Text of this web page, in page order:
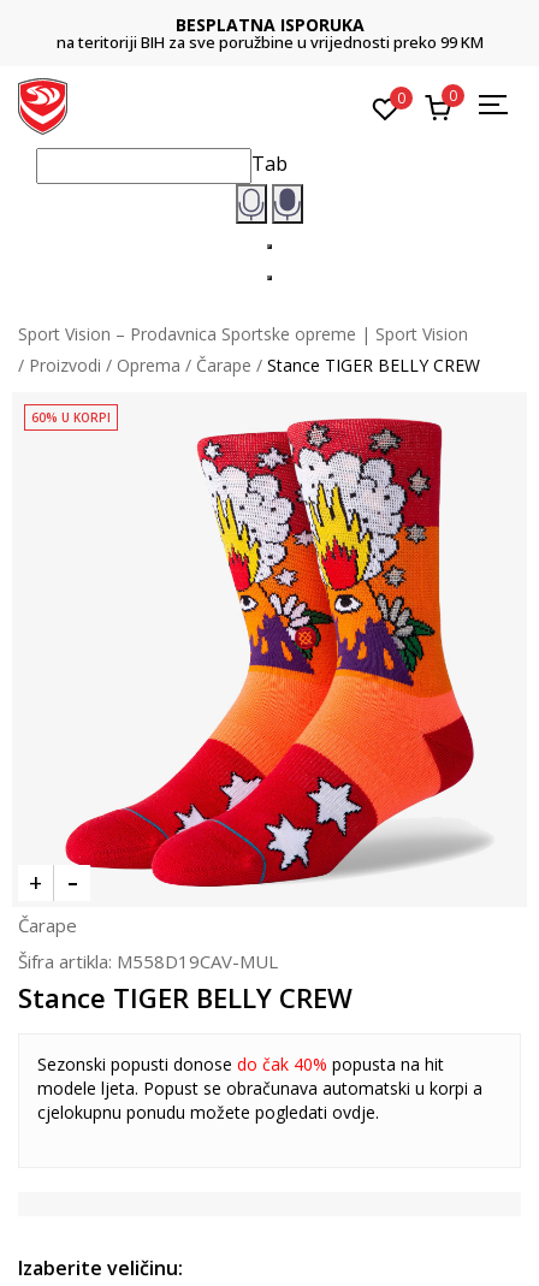
BESPLATNA ISPORUKA
na teritoriji BIH za sve poružbine u vrijednosti preko 99 KM
0 0
Tab
Sport Vision – Prodavnica Sportske opreme | Sport Vision
Proizvodi
Oprema Čarape Stance TIGER BELLY CREW
60% U KORPI
Čarape
Šifra artikla: M558D19CAV-MUL
Stance TIGER BELLY CREW
Sezonski popusti donose do čak 40% popusta na hit
modele ljeta. Popust se obračunava automatski u korpi a
cjelokupnu ponudu možete pogledati ovdje.
Izaberite veličinu: